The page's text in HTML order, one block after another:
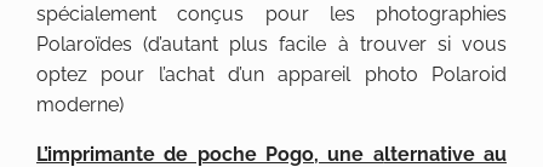
spécialement conçus pour les photographies
Polaroïdes (d’autant plus facile à trouver si vous
optez pour l’achat d’un appareil photo Polaroid
moderne)
L’imprimante de poche Pogo, une alternative au